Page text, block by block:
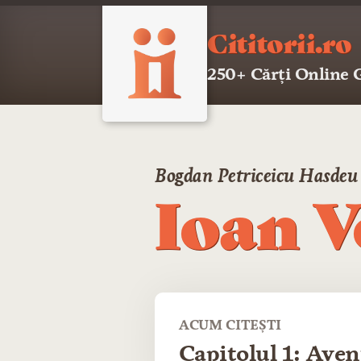
Cititorii.ro
250+ Cărți Online
Bogdan Petriceicu Hasdeu
Ioan
ACUM CITEȘTI
Capitolul 1: